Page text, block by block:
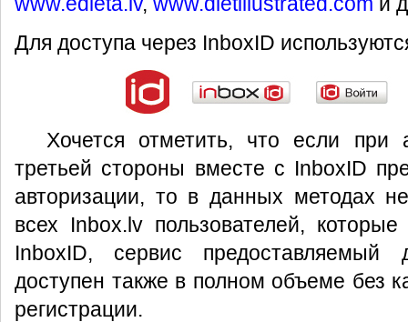
Для доступа через InboxID
Хочется отметить, что если при
третьей стороны вместе с InboxID
авторизации, то в данных методах
всех Inbox.lv пользователей,
InboxID, сервис предоставляемый
доступен также в полном объеме без
регистрации.